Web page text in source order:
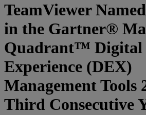
TeamViewer
in the Gartner®
Quadrant™ Digital
Experience (DEX)
Management Tools
Third Consecutive